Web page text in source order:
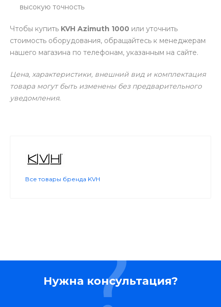
высокую точность
Чтобы купить KVH Azimuth 1000 или уточнить
стоимость оборудования, обращайтесь к менеджерам
нашего магазина по телефонам, указанным на сайте.
Цена, характеристики, внешний вид и комплектация
товара могут быть изменены без предварительного
уведомления.
Все товары бренда KVH
Нужна консультация?